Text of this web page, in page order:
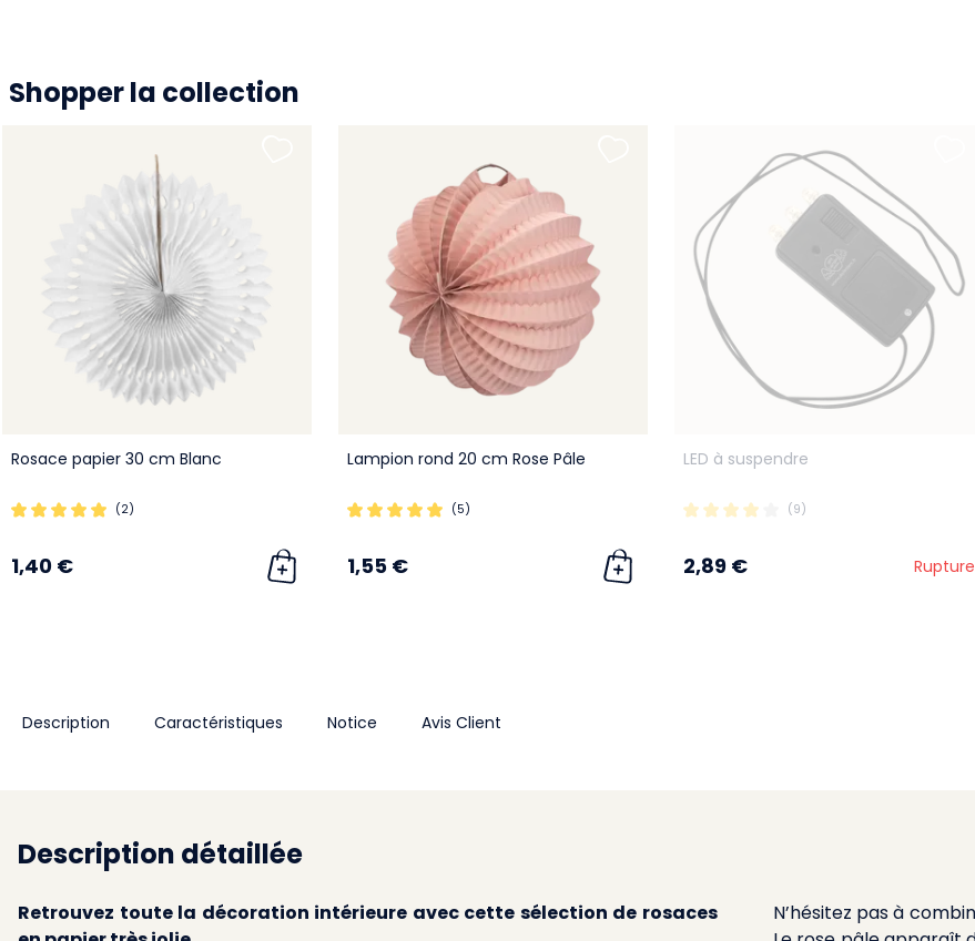
Shopper la collection
Rosace papier 30 cm Blanc
(2)
1,40 €
Lampion rond 20 cm Rose Pâle
(5)
1,55 €
LED à suspendre
(9)
2,89 € Rupture
Description Caractéristiques Notice Avis Client
Description détaillée
Retrouvez toute la décoration intérieure avec cette sélection de rosaces
N’hésitez pas à